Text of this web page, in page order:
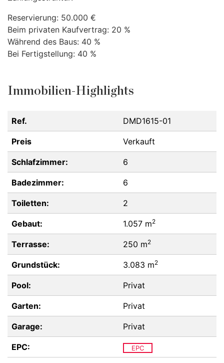
Reservierung: 50.000 €
Beim privaten Kaufvertrag: 20 %
Während des Baus: 40 %
Bei Fertigstellung: 40 %
Immobilien-Highlights
Ref. DMD1615-01
Preis Verkauft
Schlafzimmer: 6
Badezimmer: 6
Toiletten: 2
Gebaut: 1.057 m2
Terrasse: 250 m2
Grundstück: 3.083 m2
Pool: Privat
Garten: Privat
Garage: Privat
EPC: EPC